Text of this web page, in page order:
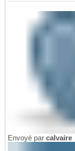
Envoyé par calvaire